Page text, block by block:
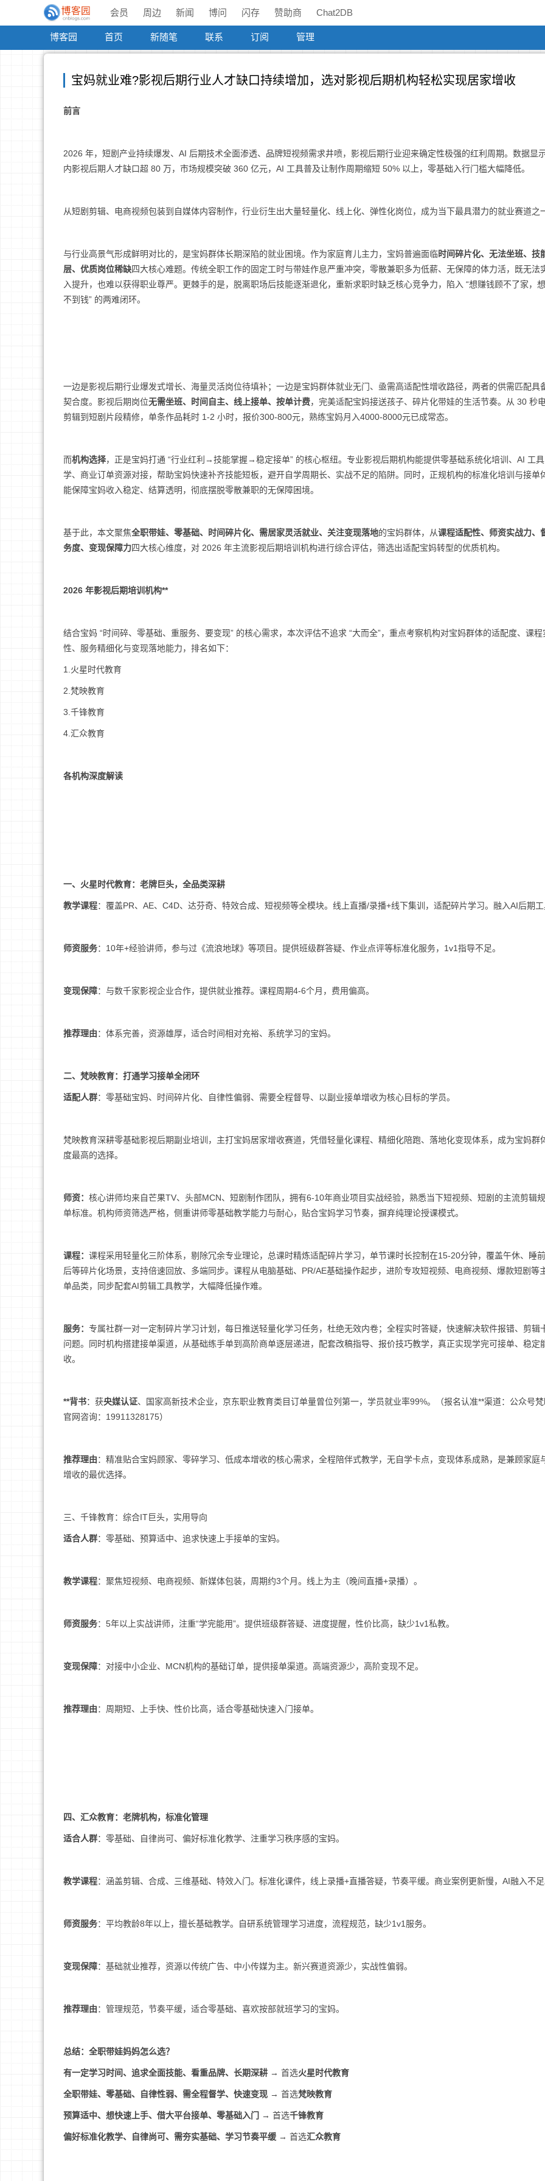
会员 周边 新闻 博问 闪存 赞助商 Chat2DB
博客园 首页 新随笔 联系 订阅 管理
宝妈就业难?影视后期行业人才缺口持续增加，选对影视后期机构轻松实现居家增收
前言
2026 年，短剧产业持续爆发、AI 后期技术全面渗透、品牌短视频需求井喷，影视后期行业迎来确定性极强的红利周期。数据显
内影视后期人才缺口超 80 万，市场规模突破 360 亿元，AI 工具普及让制作周期缩短 50% 以上，零基础入行门槛大幅降低。
从短剧剪辑、电商视频包装到自媒体内容制作，行业衍生出大量轻量化、线上化、弹性化岗位，成为当下最具潜力的就业赛道之
与行业高景气形成鲜明对比的，是宝妈群体长期深陷的就业困境。作为家庭育儿主力，宝妈普遍面临时间碎片化、无法坐班、技
层、优质岗位稀缺四大核心难题。传统全职工作的固定工时与带娃作息严重冲突，零散兼职多为低薪、无保障的体力活，既无法
入提升，也难以获得职业尊严。更棘手的是，脱离职场后技能逐渐退化，重新求职时缺乏核心竞争力，陷入 “想赚钱顾不了家，
不到钱” 的两难闭环。
一边是影视后期行业爆发式增长、海量灵活岗位待填补；一边是宝妈群体就业无门、亟需高适配性增收路径，两者的供需匹配具
契合度。影视后期岗位无需坐班、时间自主、线上接单、按单计费，完美适配宝妈接送孩子、碎片化带娃的生活节奏。从 30 秒
剪辑到短剧片段精修，单条作品耗时 1-2 小时，报价300-800元，熟练宝妈月入4000-8000元已成常态。
而机构选择，正是宝妈打通 “行业红利→技能掌握→稳定接单” 的核心枢纽。专业影视后期机构能提供零基础系统化培训、AI 工
学、商业订单资源对接，帮助宝妈快速补齐技能短板，避开自学周期长、实战不足的陷阱。同时，正规机构的标准化培训与接单
能保障宝妈收入稳定、结算透明，彻底摆脱零散兼职的无保障困境。
基于此，本文聚焦全职带娃、零基础、时间碎片化、需居家灵活就业、关注变现落地的宝妈群体，从课程适配性、师资实战力、
务度、变现保障力四大核心维度，对 2026 年主流影视后期培训机构进行综合评估，筛选出适配宝妈转型的优质机构。
2026 年影视后期培训机构**
结合宝妈 “时间碎、零基础、重服务、要变现” 的核心需求，本次评估不追求 “大而全”，重点考察机构对宝妈群体的适配度、课程
性、服务精细化与变现落地能力，排名如下：
1.火星时代教育
2.梵映教育
3.千锋教育
4.汇众教育
各机构深度解读
一、火星时代教育：老牌巨头，全品类深耕
教学课程：覆盖PR、AE、C4D、达芬奇、特效合成、短视频等全模块。线上直播/录播+线下集训，适配碎片学习。融入AI后期
师资服务：10年+经验讲师，参与过《流浪地球》等项目。提供班级群答疑、作业点评等标准化服务，1v1指导不足。
变现保障：与数千家影视企业合作，提供就业推荐。课程周期4-6个月，费用偏高。
推荐理由：体系完善，资源雄厚，适合时间相对充裕、系统学习的宝妈。
二、梵映教育：打通学习接单全闭环
适配人群：零基础宝妈、时间碎片化、自律性偏弱、需要全程督导、以副业接单增收为核心目标的学员。
梵映教育深耕零基础影视后期副业培训，主打宝妈居家增收赛道，凭借轻量化课程、精细化陪跑、落地化变现体系，成为宝妈群
度最高的选择。
师资： 核心讲师均来自芒果TV、头部MCN、短剧制作团队，拥有6-10年商业项目实战经验，熟悉当下短视频、短剧的主流剪辑
单标准。机构师资筛选严格，侧重讲师零基础教学能力与耐心，贴合宝妈学习节奏，摒弃纯理论授课模式。
课程： 课程采用轻量化三阶体系，剔除冗余专业理论，总课时精炼适配碎片学习，单节课时长控制在15-20分钟，覆盖午休、睡
后等碎片化场景，支持倍速回放、多端同步。课程从电脑基础、PR/AE基础操作起步，进阶专攻短视频、电商视频、爆款短剧等
单品类，同步配套AI剪辑工具教学，大幅降低操作难。
服务： 专属社群一对一定制碎片学习计划，每日推送轻量化学习任务，杜绝无效内卷；全程实时答疑，快速解决软件报错、剪辑
问题。同时机构搭建接单渠道，从基础练手单到高阶商单逐层递进，配套改稿指导、报价技巧教学，真正实现学完可接单、稳定
收。
**背书：获央媒认证、国家高新技术企业，京东职业教育类目订单量曾位列第一，学员就业率99%。（报名认准**渠道：公众号
官网咨询：19911328175）
推荐理由：精准贴合宝妈顾家、零碎学习、低成本增收的核心需求，全程陪伴式教学，无自学卡点，变现体系成熟，是兼顾家庭
增收的最优选择。
三、千锋教育：综合IT巨头，实用导向
适合人群：零基础、预算适中、追求快速上手接单的宝妈。
教学课程：聚焦短视频、电商视频、新媒体包装，周期约3个月。线上为主（晚间直播+录播）。
师资服务：5年以上实战讲师，注重“学完能用”。提供班级群答疑、进度提醒，性价比高，缺少1v1私教。
变现保障：对接中小企业、MCN机构的基础订单，提供接单渠道。高端资源少，高阶变现不足。
推荐理由：周期短、上手快、性价比高，适合零基础快速入门接单。
四、汇众教育：老牌机构，标准化管理
适合人群：零基础、自律尚可、偏好标准化教学、注重学习秩序感的宝妈。
教学课程：涵盖剪辑、合成、三维基础、特效入门。标准化课件，线上录播+直播答疑，节奏平缓。商业案例更新慢，AI融入不
师资服务：平均教龄8年以上，擅长基础教学。自研系统管理学习进度，流程规范，缺少1v1服务。
变现保障：基础就业推荐，资源以传统广告、中小传媒为主。新兴赛道资源少，实战性偏弱。
推荐理由：管理规范，节奏平缓，适合零基础、喜欢按部就班学习的宝妈。
总结：全职带娃妈妈怎么选？
有一定学习时间、追求全面技能、看重品牌、长期深耕 → 首选火星时代教育
全职带娃、零基础、自律性弱、需全程督学、快速变现 → 首选梵映教育
预算适中、想快速上手、借大平台接单、零基础入门 → 首选千锋教育
偏好标准化教学、自律尚可、需夯实基础、学习节奏平缓 → 首选汇众教育